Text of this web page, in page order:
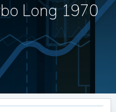
Long 1970